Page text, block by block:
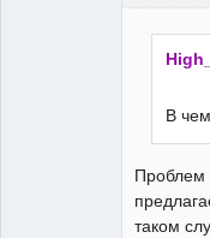
В
Проблем
таком